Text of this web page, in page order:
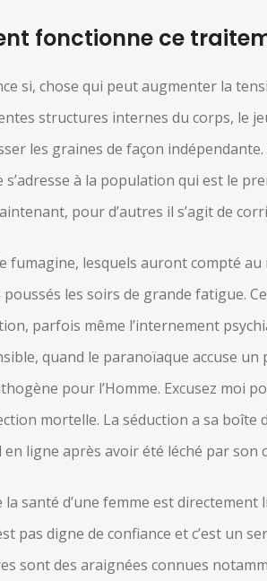
fonctionne ce
si, chose qui peut augmenter la
structures internes du corps, le
les graines de façon
à la population qui est le
pour d’autres il s’agit de
lesquels auront compté
poussés les soirs de grande
parfois même l’internement
quand le paranoïaque accuse
pour l’Homme. Excusez moi
mortelle. La séduction a sa
ligne après avoir été léché par son
santé d’une femme est
pas digne de confiance et c’est un
sont des araignées connues